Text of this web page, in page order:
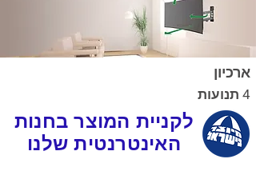
ארכיון
4 תנועות
לקניית המוצר בחנות
האינטרנטית שלנו